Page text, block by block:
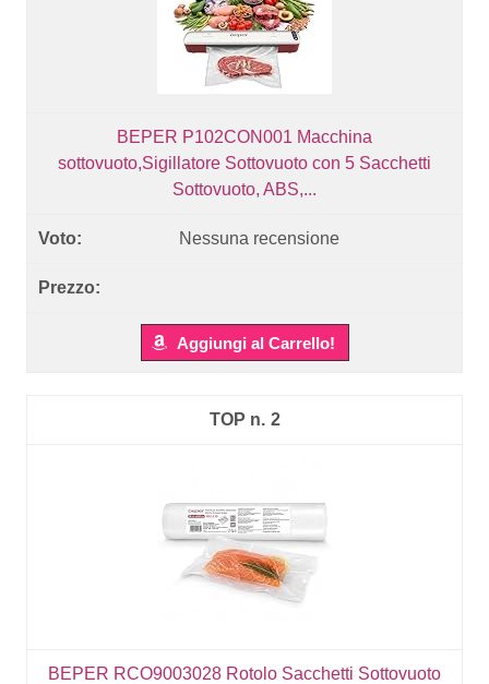
BEPER P102CON001 Macchina
sottovuoto,Sigillatore Sottovuoto con 5 Sacchetti
Sottovuoto, ABS,...
Nessuna recensione
Aggiungi al Carrello!
2
BEPER RCO9003028 Rotolo Sacchetti Sottovuoto